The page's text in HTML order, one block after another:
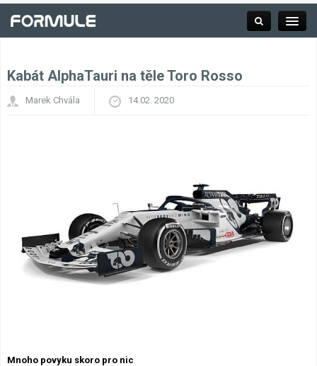
Výsledky F1
Kabát AlphaTauri na těle Toro Rosso
Marek Chvála 14.02. 2020
Mnoho povyku skoro pro nic